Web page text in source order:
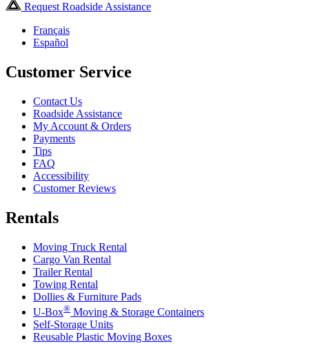
Request Roadside Assistance
Français
Español
Customer Service
Contact Us
Roadside Assistance
My Account & Orders
Payments
Tips
FAQ
Accessibility
Customer Reviews
Rentals
Moving Truck Rental
Cargo Van Rental
Trailer Rental
Towing Rental
Dollies & Furniture Pads
U-Box® Moving & Storage Containers
Self-Storage Units
Reusable Plastic Moving Boxes